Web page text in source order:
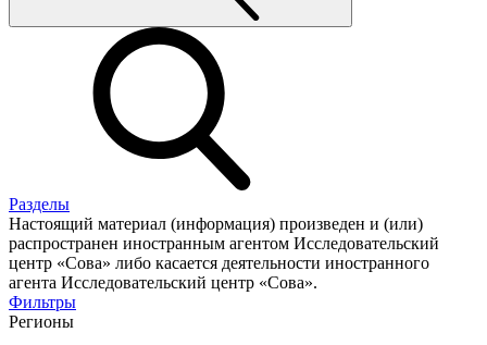
Разделы
Настоящий материал (информация) произведен и (или)
распространен иностранным агентом Исследовательский
центр «Сова» либо касается деятельности иностранного
агента Исследовательский центр «Сова».
Фильтры
Регионы